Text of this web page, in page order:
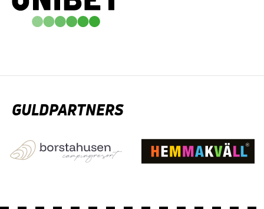
GULDPARTNERS